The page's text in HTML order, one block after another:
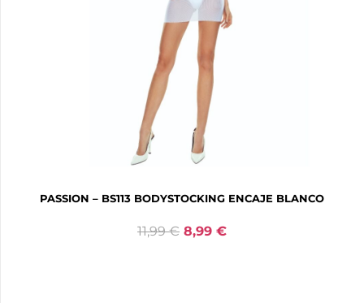
PASSION – BS113 BODYSTOCKING ENCAJE BLANCO
11,99€ 8,99 €